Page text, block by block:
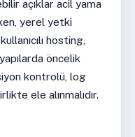
açıklar acil yama
yerel yetki
hosting,
öncelik
kontrolü, log
ele alınmalıdır.